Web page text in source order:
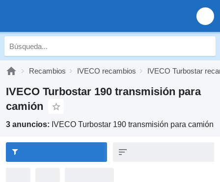
Recambios IVECO recambios IVECO Turbostar
IVECO Turbostar 190 transmisión para
camión
3 anuncios: IVECO Turbostar 190 transmisión para camión